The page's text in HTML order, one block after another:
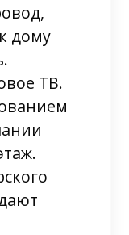
дому
ТВ.